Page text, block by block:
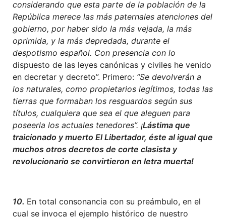
considerando que esta parte de la población de la
República merece las más paternales atenciones del
gobierno, por haber sido la más vejada, la más
oprimida, y la más depredada, durante el
despotismo español. Con presencia con lo
dispuesto de las leyes canónicas y civiles he venido
en decretar y decreto”. Primero: “Se devolverán a
los naturales, como propietarios legítimos, todas las
tierras que formaban los resguardos según sus
títulos, cualquiera que sea el que aleguen para
poseerla los actuales tenedores”. ¡Lástima que
traicionado y muerto El Libertador, éste al igual que
muchos otros decretos de corte clasista y
revolucionario se convirtieron en letra muerta!
10. En total consonancia con su preámbulo, en el
cual se invoca el ejemplo histórico de nuestro